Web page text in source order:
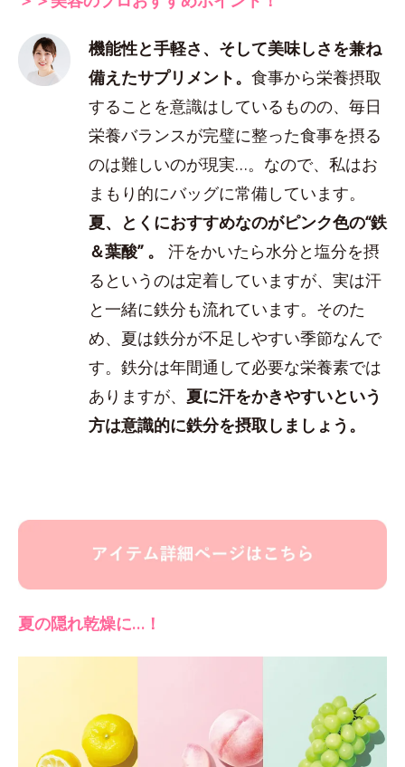
機能性と手軽さ、そして美味しさを兼ね
備えたサプリメント。食事から栄養摂取
することを意識はしているものの、毎日
栄養バランスが完璧に整った食事を摂る
のは難しいのが現実…。なので、私はお
まもり的にバッグに常備しています。
夏、とくにおすすめなのがピンク色の“鉄
＆葉酸” 。汗をかいたら水分と塩分を摂
るというのは定着していますが、実は汗
と一緒に鉄分も流れています。そのた
め、夏は鉄分が不足しやすい季節なんで
す。鉄分は年間通して必要な栄養素では
ありますが、 夏に汗をかきやすいという
方は意識的に鉄分を摂取しましょう。
夏の隠れ乾燥に…！